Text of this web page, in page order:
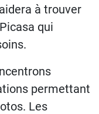
à trouver
qui
permettant
Les